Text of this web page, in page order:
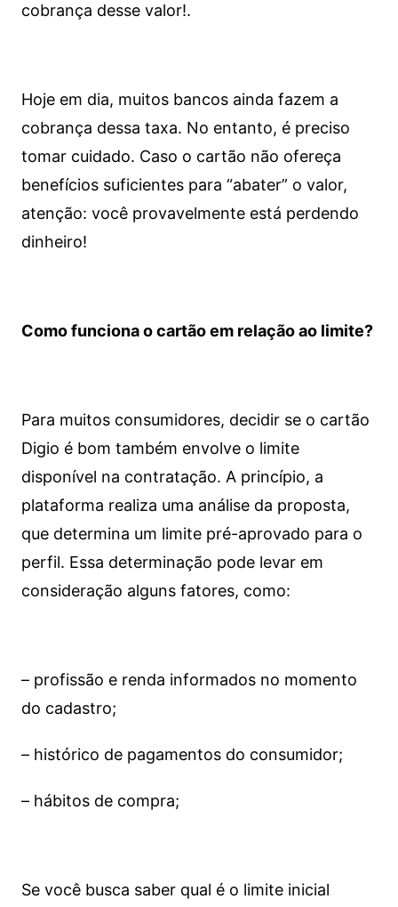
cobrança desse valor!.
Hoje em dia, muitos bancos ainda fazem a
cobrança dessa taxa. No entanto, é preciso
tomar cuidado. Caso o cartão não ofereça
benefícios suficientes para “abater” o valor,
atenção: você provavelmente está perdendo
dinheiro!
Como funciona o cartão em relação ao limite?
Para muitos consumidores, decidir se o cartão
Digio é bom também envolve o limite
disponível na contratação. A princípio, a
plataforma realiza uma análise da proposta,
que determina um limite pré-aprovado para o
perfil. Essa determinação pode levar em
consideração alguns fatores, como:
– profissão e renda informados no momento
do cadastro;
– histórico de pagamentos do consumidor;
– hábitos de compra;
Se você busca saber qual é o limite inicial